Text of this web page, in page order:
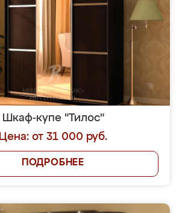
Шкаф-купе "Тилос"
Цена: от 31 000 руб.
ПОДРОБНЕЕ